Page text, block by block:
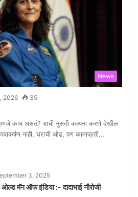
News
2026 35
काय असतं? याची नुसती कल्पना करणे देखील
नाही, घराची ओढ, पण कामाप्रती…
3, 2025
मॅन ऑफ इंडिया :- दादाभाई नौरोजी